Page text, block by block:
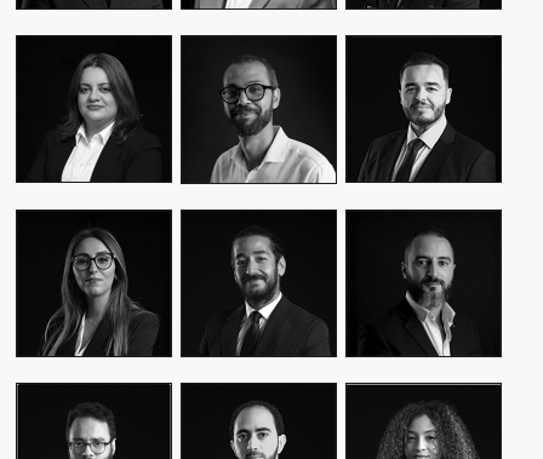
WASSIM KASSARI
CHIEF FINANCIAL
OFFICER
MALIK IRAQI
MANAGING
DIRECTOR
YASMINE MYRIAM
DIRECTOR OF
OPERATIONS –
PUBLIC RELATIONS
MOUNA EL AZIM
DIRECTOR OF
OPERATIONS
AMINE LAGSSIR
STRATEGY
DIRECTOR
KARIM BENKIRAN
CHIEF CREATIVE
OFFICER
MEKHTOUME
PMO CHANGE &
WALID BAHYA
BUSINESS LEAD
GROUP
SAMI SABER
MEDIA RELATIONS
DIRECTOR